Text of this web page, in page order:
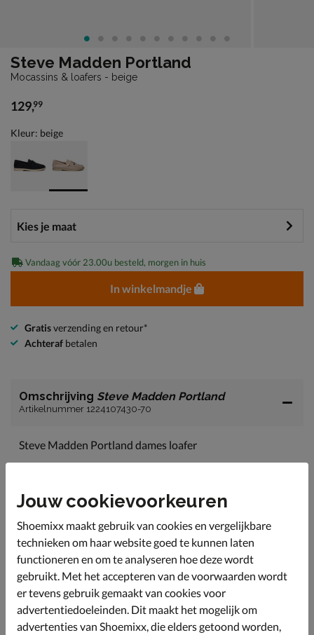
Steve Madden Portland
Mocassins & loafers - beige
€ 129,99
129,99
Kleur: beige
Vandaag vóór 23.00u besteld, morgen in huis
In winkelmandje
Gratisverzending en retour*
Achteraf betalen
Omschrijving Steve Madden Portland
Artikelnummer 1224107430-70
Steve Madden Portland dames loafer
Maak van iedere een look een classy en stijlvol geheel
Uitgevoerd in suède. Deze leersoort is soepel en vormt
Gevoerd met imitatieleer.
Bevat een licht dempend voetbed wat het
draagcomfort vergroot.
Afgewerkt met een gripvast rubberen loopzool die de
loafer een sportief tintje geeft.
Jouw cookievoorkeuren
Shoemixx maakt gebruik van cookies en vergelijkbare
technieken om haar website goed te kunnen laten
functioneren en om te analyseren hoe deze wordt
gebruikt. Met het accepteren van de voorwaarden wordt
er tevens gebruik gemaakt van cookies voor
advertentiedoeleinden. Dit maakt het mogelijk om
advertenties van Shoemixx, die elders getoond worden,